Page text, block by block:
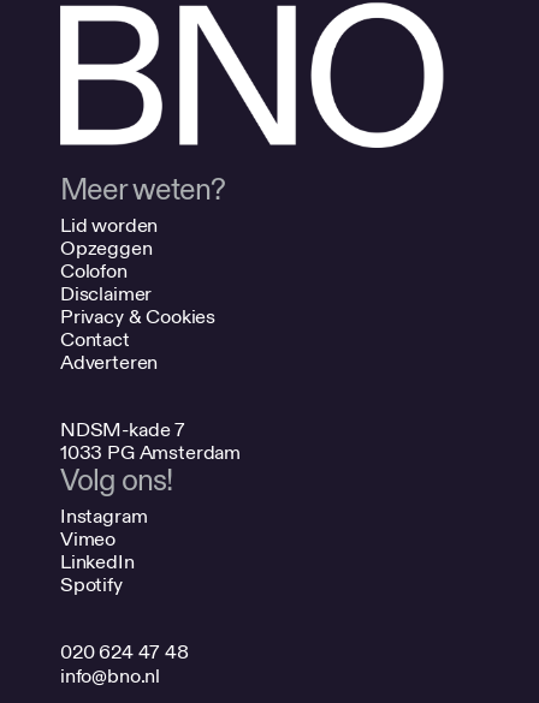
Meer weten?
Lid worden
Opzeggen
Colofon
Disclaimer
Privacy & Cookies
Contact
Adverteren
NDSM-kade 7
1033 PG Amsterdam
Volg ons!
Instagram
Vimeo
LinkedIn
Spotify
020 624 47 48
info@bno.nl